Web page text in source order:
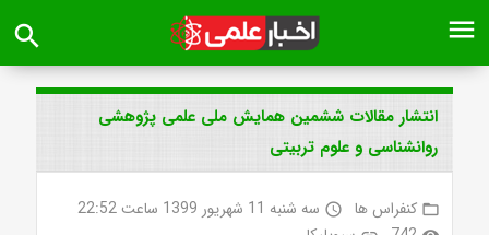
menu
search
انتشار مقالات ششمین همایش ملی علمی پژوهشی
روانشناسی و علوم تربیتی
folder_open کنفراس ها access_time سه شنبه 11 شهریور 1399 ساعت 22:52